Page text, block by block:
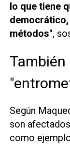
lo que tiene
métodos",
Según
son
como